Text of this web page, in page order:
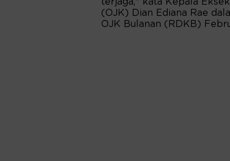
(OJK) Dian Ediana Rae
OJK Bulanan (RDKB)